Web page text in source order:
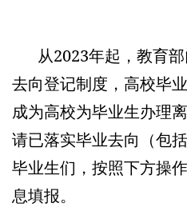
从2023年起，教育
去向登记制度，高校毕
成为高校为毕业生办理
请已落实毕业去向（包
毕业生们，按照下方操
息填报。